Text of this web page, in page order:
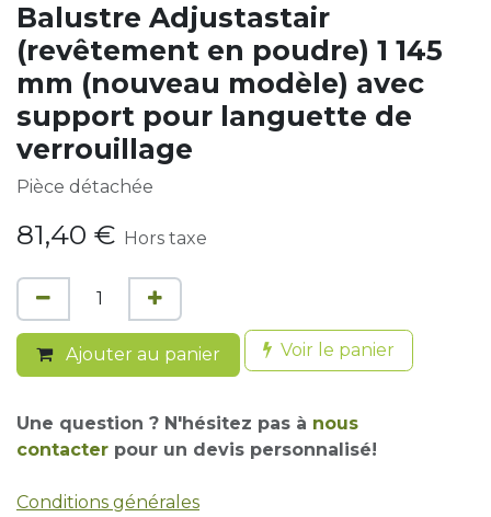
Balustre Adjustastair
(revêtement en poudre) 1 145
mm (nouveau modèle) avec
support pour languette de
verrouillage
Pièce détachée
81,40 € Hors taxe
Ajouter au panier Voir le panier
Une question ? N'hésitez pas à nous
contacter pour un devis personnalisé!
Conditions générales